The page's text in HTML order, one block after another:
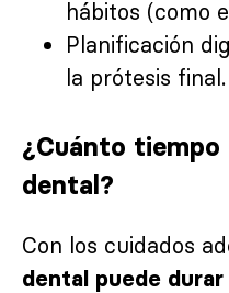
hábitos (como
Planificación
la prótesis final.
¿Cuánto
dental?
Con los cuidados
dental puede